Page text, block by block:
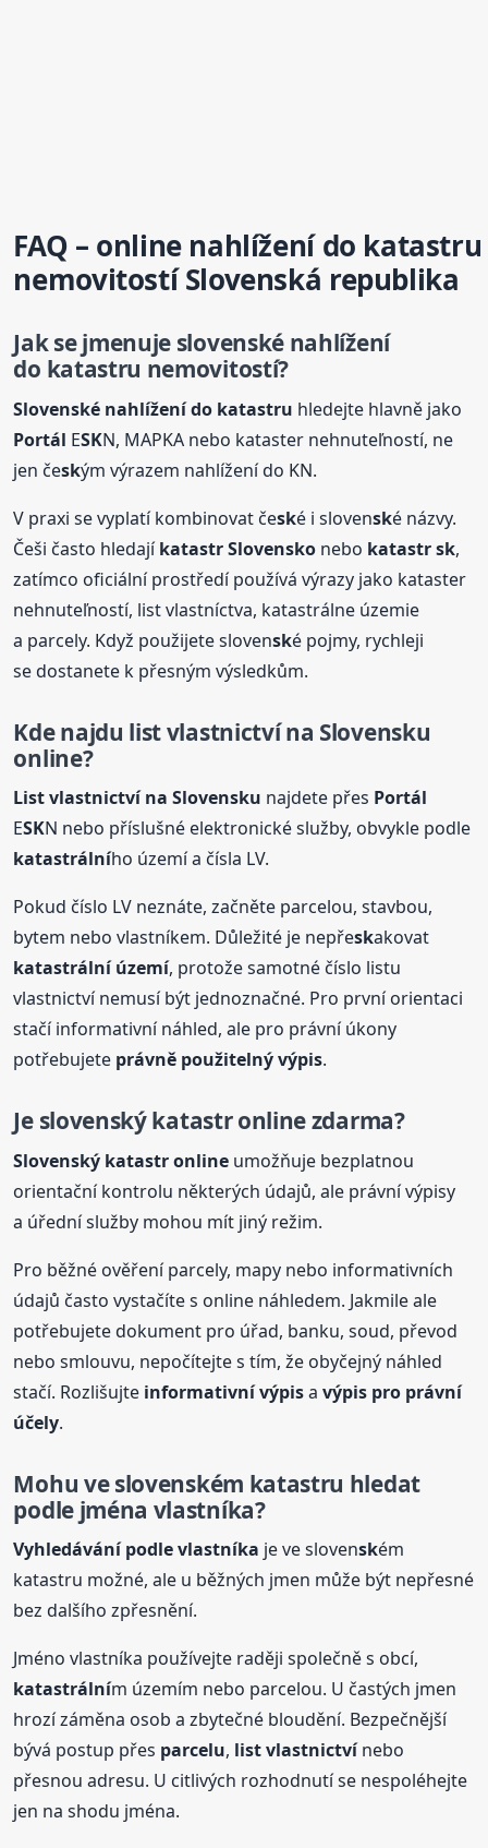
FAQ – online nahlížení do katastru
nemovitostí Slovenská republika
Jak se jmenuje slovenské nahlížení
do katastru nemovitostí?
Slovenské nahlížení do katastru hledejte hlavně jako
Portál ESKN, MAPKA nebo kataster nehnuteľností, ne
jen českým výrazem nahlížení do KN.
V praxi se vyplatí kombinovat české i slovenské názvy.
Češi často hledajíkatastr Slovensko nebo katastrsk,
zatímco oficiální prostředí používá výrazy jako kataster
nehnuteľností, list vlastníctva, katastrálne územie
a parcely. Když použijete slovenské pojmy, rychleji
se dostanete k přesným výsledkům.
Kde najdu list vlastnictví na Slovensku
online?
List vlastnictví na Slovensku najdete přes Portál
ESKN nebo příslušné elektronické služby, obvykle podle
katastrálního území a čísla LV.
Pokud číslo LV neznáte, začněte parcelou, stavbou,
bytem nebo vlastníkem. Důležité je nepřeskakovat
katastrálníúzemí, protože samotné číslo listu
vlastnictví nemusí být jednoznačné. Pro první orientaci
stačí informativní náhled, ale pro právní úkony
potřebujete právně použitelný výpis.
Je slovenský katastr online zdarma?
Slovenský katastr online umožňuje bezplatnou
orientační kontrolu některých údajů, ale právní výpisy
a úřední služby mohou mít jiný režim.
Pro běžné ověření parcely, mapy nebo informativních
údajů často vystačíte s online náhledem. Jakmile ale
potřebujete dokument pro úřad, banku, soud, převod
nebo smlouvu, nepočítejte s tím, že obyčejný náhled
stačí. Rozlišujte informativní výpisavýpis pro právní
účely.
Mohu ve slovenském katastru hledat
podle jména vlastníka?
Vyhledávání podle vlastníka je ve slovenském
katastru možné, ale u běžných jmen může být nepřesné
bez dalšího zpřesnění.
Jméno vlastníka používejte raději společně s obcí,
katastrálním územím nebo parcelou. U častých jmen
hrozí záměna osob a zbytečné bloudění. Bezpečnější
bývá postup přes parcelu, list vlastnictvínebo
přesnou adresu. U citlivých rozhodnutí se nespoléhejte
jen na shodu jména.